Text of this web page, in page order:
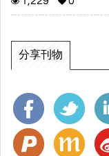
臺北市教育局建立良
疫情期間，教育局曾
往返互相問候；在
本次的交流MOU，
市立士林高商(技高商
市立永春高中(普通高
立弘前工業高等學校
分享刊物